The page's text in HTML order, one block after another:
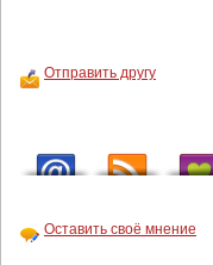
Отправить другу
Оставить своё мнение